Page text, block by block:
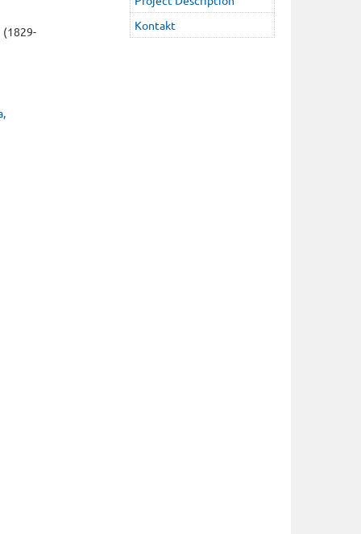
(1829-
Kontakt